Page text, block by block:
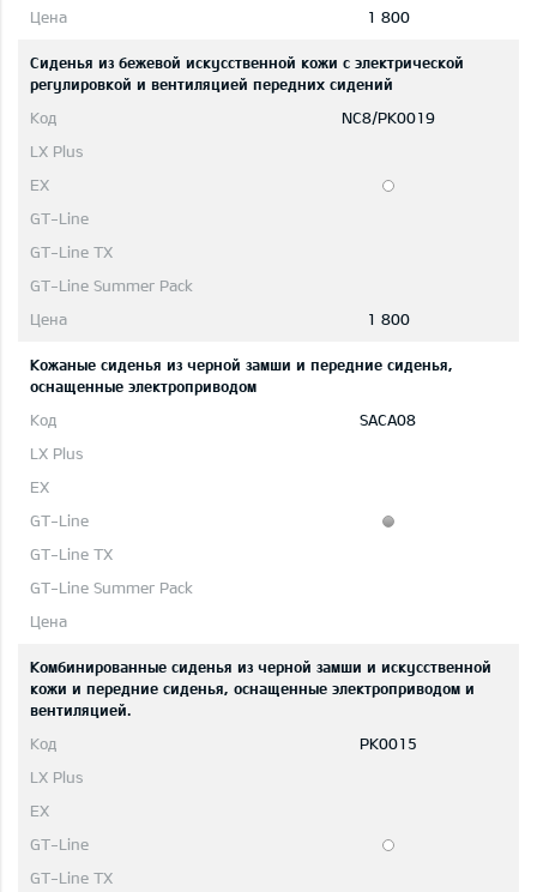
1 800
Сиденья из бежевой искусственной кожи с электрической
регулировкой и вентиляцией передних сидений
NC8/PK0019
1 800
Кожаные сиденья из черной замши и передние сиденья,
оснащенные электроприводом
SACA08
Комбинированные сиденья из черной замши и искусственной
кожи и передние сиденья, оснащенные электроприводом и
вентиляцией.
PK0015